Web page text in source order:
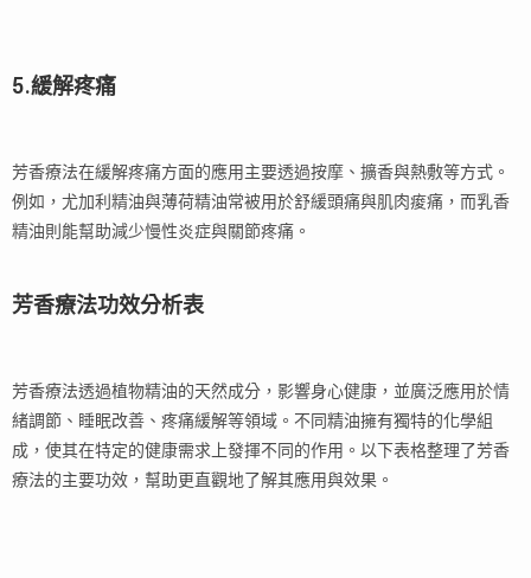
5.緩解疼痛
芳香療法在緩解疼痛方面的應用主要透過按摩、擴香與熱敷等方式。
例如，尤加利精油與薄荷精油常被用於舒緩頭痛與肌肉痠痛，而乳香
精油則能幫助減少慢性炎症與關節疼痛。
芳香療法功效分析表
芳香療法透過植物精油的天然成分，影響身心健康，並廣泛應用於情
緒調節、睡眠改善、疼痛緩解等領域。不同精油擁有獨特的化學組
成，使其在特定的健康需求上發揮不同的作用。以下表格整理了芳香
療法的主要功效，幫助更直觀地了解其應用與效果。